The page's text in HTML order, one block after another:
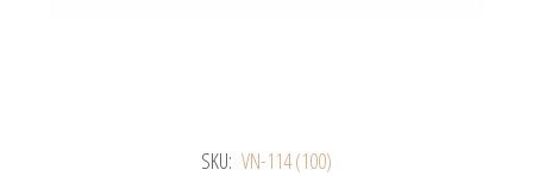
SKU: VN-114 (100)